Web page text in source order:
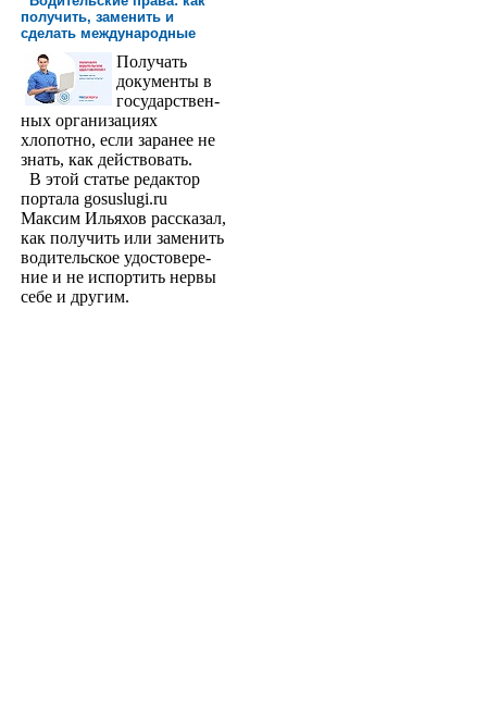
получить, заменить и
сделать международ­ные
Получать
доку­менты в
государствен­
ных организациях
хлопотно, если заранее не
знать, как действовать.
В этой статье редактор
портала gosuslugi.ru
Максим Ильяхов рассказал,
как получить или заменить
водительское удостовере­
ние и не испортить нервы
себе и другим.